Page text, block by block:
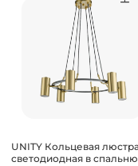
UNITY Кольцевая люстра
светодиодная в спальню